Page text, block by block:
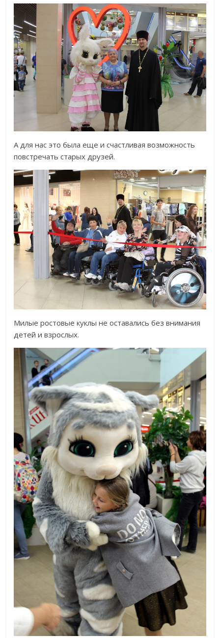
А для нас это была еще и счастливая возможность
повстречать старых друзей.
Милые ростовые куклы не оставались без внимания
детей и взрослых.